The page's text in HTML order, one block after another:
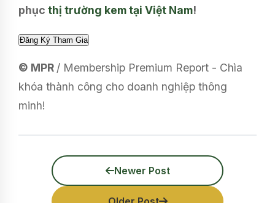
phục thị trường kem tại Việt Nam!
© MPR / Membership Premium Report - Chìa
khóa thành công cho doanh nghiệp thông
minh!
Newer Post